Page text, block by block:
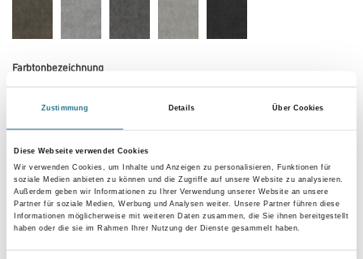
Zustimmung Details Über Cookies
Diese Webseite verwendet Cookies
Wir verwenden Cookies, um Inhalte und Anzeigen zu personalisieren, Funktionen für
soziale Medien anbieten zu können und die Zugriffe auf unsere Website zu analysieren.
Außerdem geben wir Informationen zu Ihrer Verwendung unserer Website an unsere
Partner für soziale Medien, Werbung und Analysen weiter. Unsere Partner führen diese
Informationen möglicherweise mit weiteren Daten zusammen, die Sie ihnen bereitgestellt
haben oder die sie im Rahmen Ihrer Nutzung der Dienste gesammelt haben.
Verarbeitung Bodenbelag
Farbtonbezeichnung
Länge in centimeter